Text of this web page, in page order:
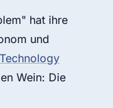
hat ihre
und
Wein: Die